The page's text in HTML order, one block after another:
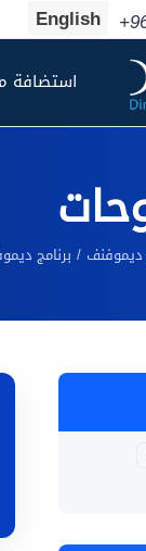
English
استضافة
ديموفنف برنامج